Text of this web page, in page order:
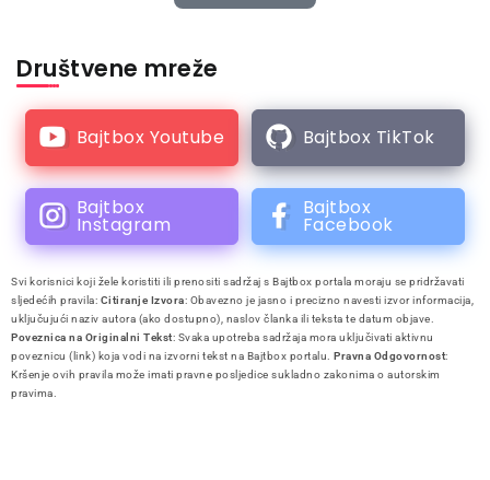
Društvene mreže
Bajtbox Youtube Bajtbox TikTok
Bajtbox
Instagram
Bajtbox
Facebook
Svi korisnici koji žele koristiti ili prenositi sadržaj s Bajtbox portala moraju se pridržavati
sljedećih pravila: Citiranje Izvora: Obavezno je jasno i precizno navesti izvor informacija,
uključujući naziv autora (ako dostupno), naslov članka ili teksta te datum objave.
Poveznica na Originalni Tekst: Svaka upotreba sadržaja mora uključivati aktivnu
poveznicu (link) koja vodi na izvorni tekst na Bajtbox portalu. Pravna Odgovornost:
Kršenje ovih pravila može imati pravne posljedice sukladno zakonima o autorskim
pravima.